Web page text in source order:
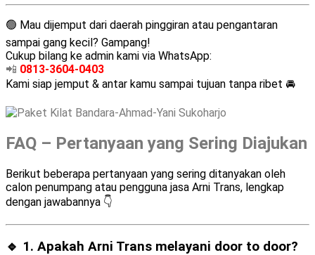
🟢 Mau dijemput dari daerah pinggiran atau pengantaran
sampai gang kecil? Gampang!
Cukup bilang ke admin kami via WhatsApp:
📲 0813-3604-0403
Kami siap jemput & antar kamu sampai tujuan tanpa ribet 🚘
FAQ – Pertanyaan yang Sering Diajukan
Berikut beberapa pertanyaan yang sering ditanyakan oleh
calon penumpang atau pengguna jasa Arni Trans, lengkap
dengan jawabannya 👇
🔹 1. Apakah Arni Trans melayani door to door?